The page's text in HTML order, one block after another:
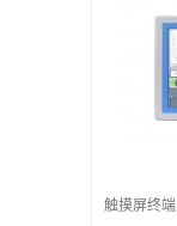
触摸屏终端